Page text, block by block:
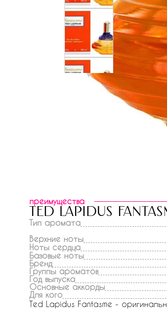
преимущества
ted lapidus
Тип аромата
Верхние ноты
Ноты сердца
Базовые ноты
Бренд
Группы ароматов
Год выпуска
Основные аккорды
Для кого
Ted Lapidus Fantasme -